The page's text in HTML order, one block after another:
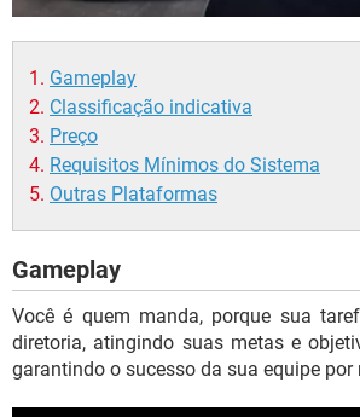
Gameplay
Classificação indicativa
Preço
Requisitos Mínimos do Sistema
Outras Plataformas
Gameplay
Você é quem manda, porque sua
diretoria, atingindo suas metas e
garantindo o sucesso da sua equipe por